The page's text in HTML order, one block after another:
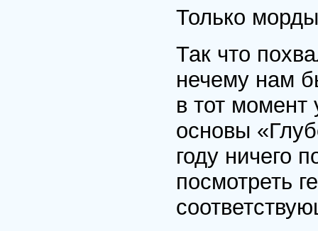
Только
Так что
нечему нам
в тот момент
основы
году ничего
посмотреть